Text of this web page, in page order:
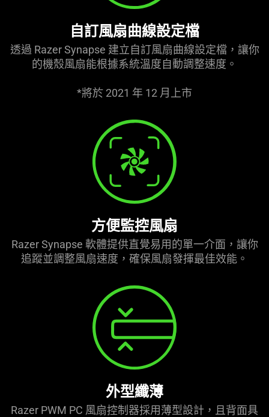
自訂風扇曲線設定檔
透過 Razer Synapse 建立自訂風扇曲線設定檔，讓你
的機殼風扇能根據系統溫度自動調整速度。
*將於 2021 年 12 月上市
方便監控風扇
Razer Synapse 軟體提供直覺易用的單一介面，讓你
追蹤並調整風扇速度，確保風扇發揮最佳效能。
外型纖薄
Razer PWM PC 風扇控制器採用薄型設計，且背面具